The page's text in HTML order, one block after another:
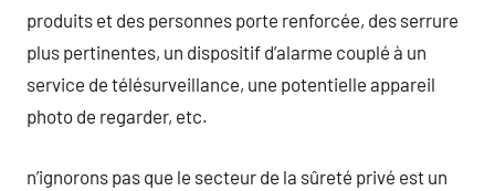
produits et des personnes porte renforcée, des serrure
plus pertinentes, un dispositif d’alarme couplé à un
service de télésurveillance, une potentielle appareil
photo de regarder, etc.
n’ignorons pas que le secteur de la sûreté privé est un